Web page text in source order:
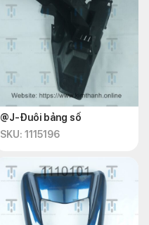
@J-Đuôi bảng số
SKU: 1115196